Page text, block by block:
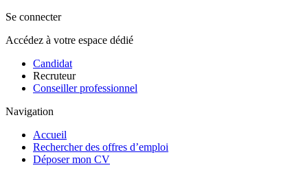
Se connecter
Accédez à votre espace dédié
Candidat
Recruteur
Conseiller professionnel
Navigation
Accueil
Rechercher des offres d’emploi
Déposer mon CV